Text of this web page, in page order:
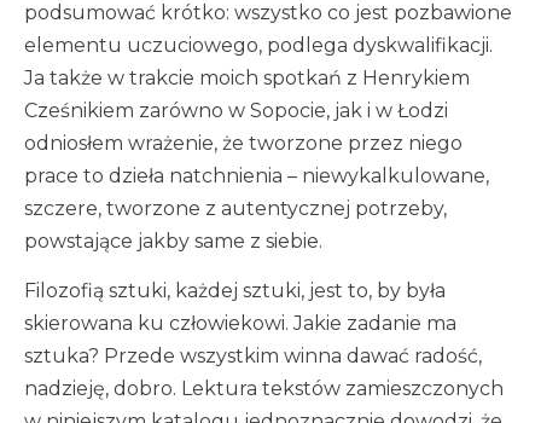
podsumować krótko: wszystko co jest pozbawione
elementu uczuciowego, podlega dyskwalifikacji.
Ja także w trakcie moich spotkań z Henrykiem
Cześnikiem zarówno w Sopocie, jak i w Łodzi
odniosłem wrażenie, że tworzone przez niego
prace to dzieła natchnienia – niewykalkulowane,
szczere, tworzone z autentycznej potrzeby,
powstające jakby same z siebie.
Filozofią sztuki, każdej sztuki, jest to, by była
skierowana ku człowiekowi. Jakie zadanie ma
sztuka? Przede wszystkim winna dawać radość,
nadzieję, dobro. Lektura tekstów zamieszczonych